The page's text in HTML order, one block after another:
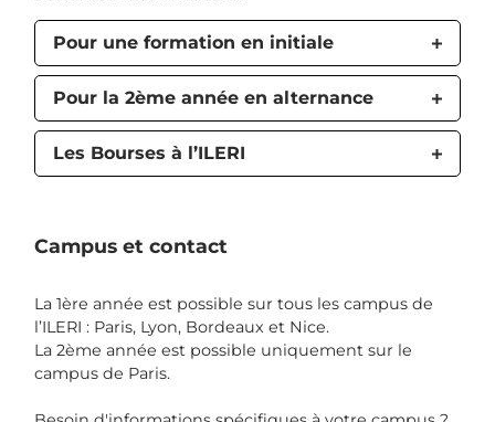
Pour une formation en initiale
Pour la 2ème année en alternance
Les Bourses à l’ILERI
Campus et contact
La 1ère année est possible sur tous les campus de
l’ILERI : Paris, Lyon, Bordeaux et Nice.
La 2ème année est possible uniquement sur le
campus de Paris.